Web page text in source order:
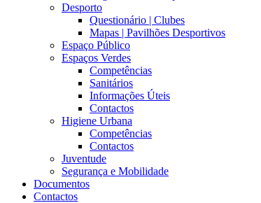
Desporto
Questionário | Clubes
Mapas | Pavilhões Desportivos
Espaço Público
Espaços Verdes
Competências
Sanitários
Informações Úteis
Contactos
Higiene Urbana
Competências
Contactos
Juventude
Segurança e Mobilidade
Documentos
Contactos